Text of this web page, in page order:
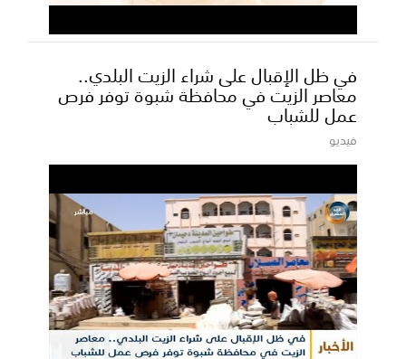
في ظل الإقبال على شراء الزيت البلدي..
معاصر الزيت في محافظة شبوة توفر فرص
عمل للشباب
فيديو